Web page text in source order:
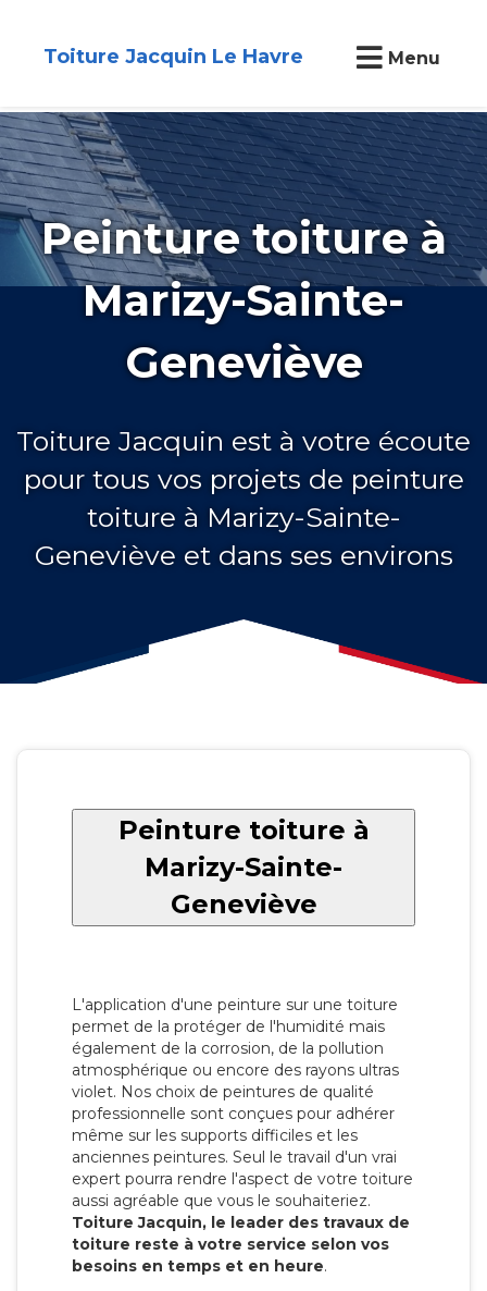
Toiture Jacquin Le Havre Menu
Peinture toiture à
Marizy-Sainte-
Geneviève
Toiture Jacquin est à votre écoute
pour tous vos projets de peinture
toiture à Marizy-Sainte-
Geneviève et dans ses environs
Peinture toiture à
Marizy-Sainte-
Geneviève
L'application d'une peinture sur une toiture
permet de la protéger de l'humidité mais
également de la corrosion, de la pollution
atmosphérique ou encore des rayons ultras
violet. Nos choix de peintures de qualité
professionnelle sont conçues pour adhérer
même sur les supports difficiles et les
anciennes peintures. Seul le travail d'un vrai
expert pourra rendre l'aspect de votre toiture
aussi agréable que vous le souhaiteriez.
Toiture Jacquin, le leader des travaux de
toiture reste à votre service selon vos
besoins en temps et en heure.